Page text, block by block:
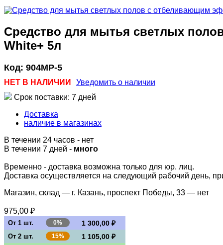
Cредство для мытья светлых
White+ 5л
Код: 904MP-5
НЕТ В НАЛИЧИИ
Уведомить о наличии
Срок поставки: 7 дней
Доставка
наличие в магазинах
В течении 24 часов - нет
В течении 7 дней - много
Временно - доставка возможна только для юр. лиц.
Доставка осуществляется на следующий рабочий день,
Магазин, склад — г. Казань, проспект Победы, 33 — нет
975,00 ₽
От 1 шт. 0% 1 300,00 ₽
От 2 шт. 15% 1 105,00 ₽